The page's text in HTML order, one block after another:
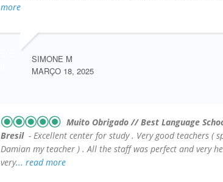
more
SIMONE M
MARÇO 18, 2025
Muito Obrigado // Best Language
Bresil - Excellent center for study . Very good teachers (
Damian my teacher ) . All the staff was perfect and very
very... read more